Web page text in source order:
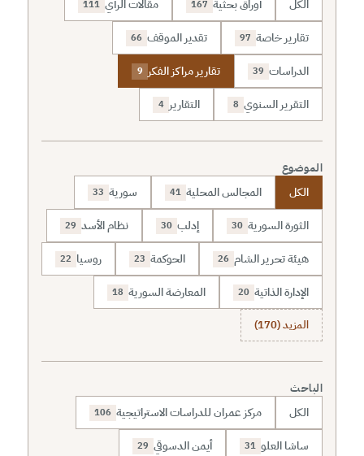
الكل أوراق بحثية 167 مقالات الرأي 111
تقارير خاصة 97 تقدير الموقف 66
الدراسات 39 تقارير مراكز الفكر 9
التقرير السنوي 8 التقارير 4
الموضوع
الكل المجالس المحلية 41 سورية 33
الثورة السورية 30 إدلب 30 نظام الأسد 29
هيئة تحرير الشام 26 الحوكمة 23 روسيا 22
الإدارة الذاتية 20 المعارضة السورية 18
المزيد (170)
الباحث
الكل مركز عمران للدراسات الاستراتيجية 106
ساشا العلو 31 أيمن الدسوقي 29